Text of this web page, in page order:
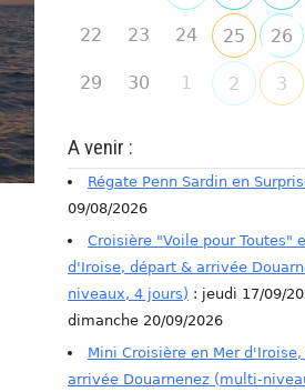
22 23 24 25 26
29 30 1 2 3
A venir :
Régate Penn Sardin en
09/08/2026
Croisière "Voile pour Toutes"
d'Iroise, départ & arrivée
niveaux, 4 jours) : jeudi 17/09/
dimanche 20/09/2026
Mini Croisière en Mer
arrivée Douarnenez (multi-